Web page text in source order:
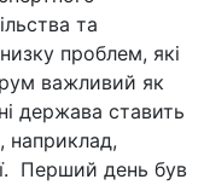
та
проблем, які
важливий як
держава ставить
наприклад,
Перший день був